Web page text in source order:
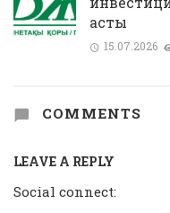
асты
15.07.2026
COMMENTS
LEAVE A REPLY
Social connect: